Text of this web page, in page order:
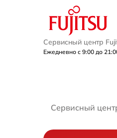
Сервисный центр
Ежедневно с 9:00 до
Сервисный